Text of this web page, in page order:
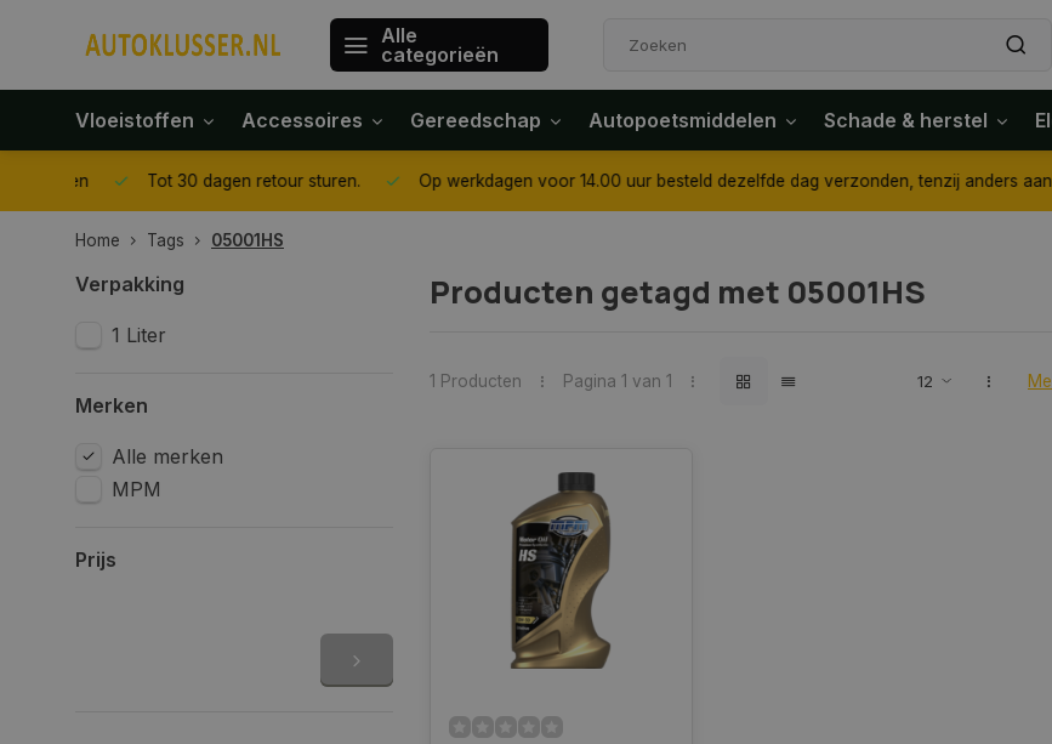
Alle
categorieën
Vloeistoffen Accessoires Gereedschap Autopoetsmiddelen Schade & herstel
Tot 30 dagen retour sturen. Op werkdagen voor 14.00 uur besteld dezelfde dag verzonden, tenzij anders
Home Tags 05001HS
Verpakking
1 Liter
Merken
Alle merken
MPM
Prijs
Producten getagd met 05001HS
1 Producten Pagina 1 van 1